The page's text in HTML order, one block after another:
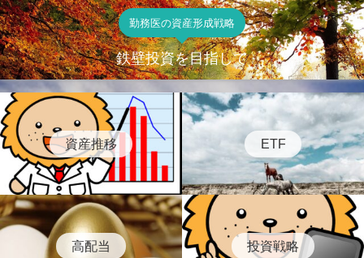
勤務医の資産形成戦略
鉄壁投資を目指して
資産推移 ETF
高配当 投資戦略